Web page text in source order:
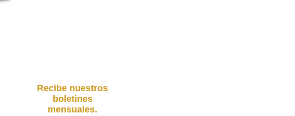
Recibe nuestros
boletines
mensuales.